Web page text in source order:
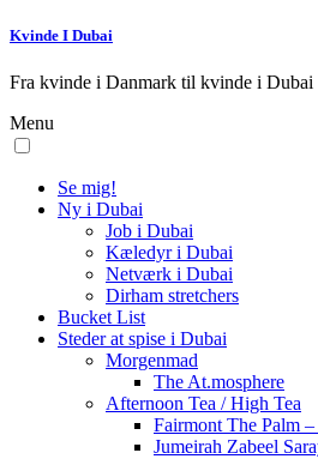
Kvinde I Dubai
Fra kvinde i Danmark til kvinde i Dubai
Menu
Se mig!
Ny i Dubai
Job i Dubai
Kæledyr i Dubai
Netværk i Dubai
Dirham stretchers
Bucket List
Steder at spise i Dubai
Morgenmad
The At.mosphere
Afternoon Tea / High Tea
Fairmont The Palm
Jumeirah Zabeel